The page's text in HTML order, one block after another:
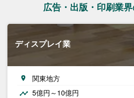
広告・出版・印刷業
ディスプレイ業
関東地方
5億円～10億円